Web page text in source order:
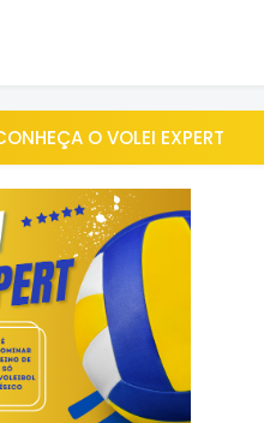
O VOLEI EXPERT